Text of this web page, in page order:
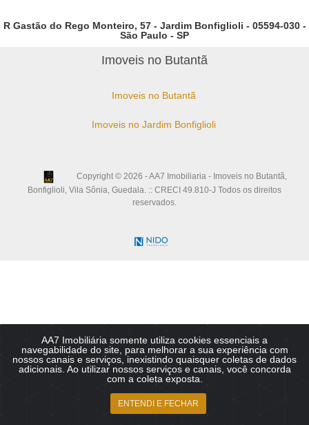
AA7 Imobiliária somente utiliza cookies essenciais a
navegabilidade do site, para melhorar a sua experiência com
nossos canais e serviços, inexistindo quaisquer coletas de dados
adicionais. Ao utilizar nossos serviços e canais, você concorda
com a coleta exposta.
ENTENDI E FECHAR
R Gastão do Rego Monteiro, 57 - Jardim Bonfiglioli - 05594-030 -
São Paulo - SP
Imoveis no Butantã
Imoveis no Butantã
Imoveis no Jardim Bonfiglioli
Copyright © 2026 - AA7 Imobiliaria - Imoveis no Butantã,
Bonfiglioli, Vila Sônia, Guedala. :: CRECI 49.810-J Todos os direitos
reservados.